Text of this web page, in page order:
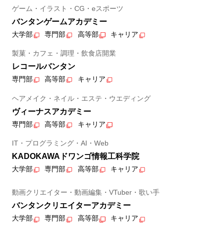
ゲーム・イラスト・CG・eスポーツ
バンタンゲームアカデミー
大学部 専門部 高等部 キャリア
製菓・カフェ・調理・飲食店開業
レコールバンタン
専門部 高等部 キャリア
ヘアメイク・ネイル・エステ・ウエディング
ヴィーナスアカデミー
専門部 高等部 キャリア
IT・プログラミング・AI・Web
KADOKAWAドワンゴ情報工科学院
大学部 専門部 高等部 キャリア
動画クリエイター・動画編集・VTuber・歌い手
バンタンクリエイターアカデミー
大学部 専門部 高等部 キャリア